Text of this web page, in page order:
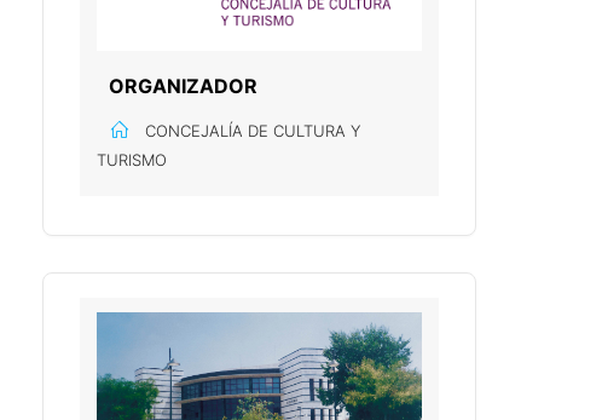
ORGANIZADOR
CONCEJALÍA DE CULTURA Y
TURISMO